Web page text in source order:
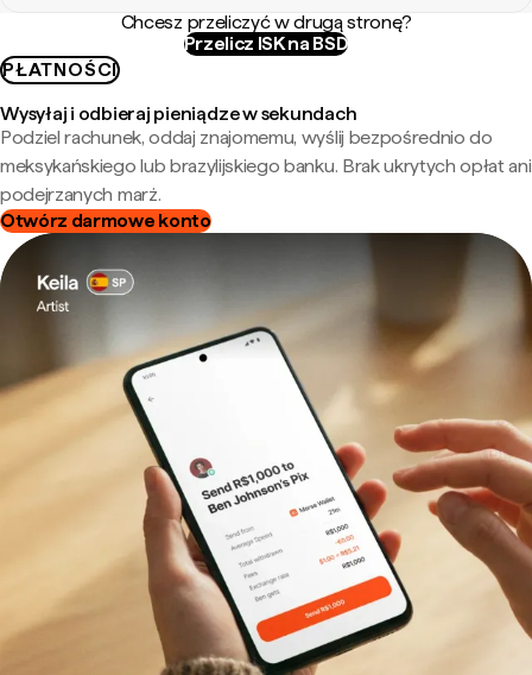
Chcesz przeliczyć w drugą stronę?
Przelicz ISK na BSD
PŁATNOŚCI
Wysyłaj i odbieraj pieniądze w sekundach
Podziel rachunek, oddaj znajomemu, wyślij bezpośrednio do
meksykańskiego lub brazylijskiego banku. Brak ukrytych opłat ani
podejrzanych marż.
Otwórz darmowe konto